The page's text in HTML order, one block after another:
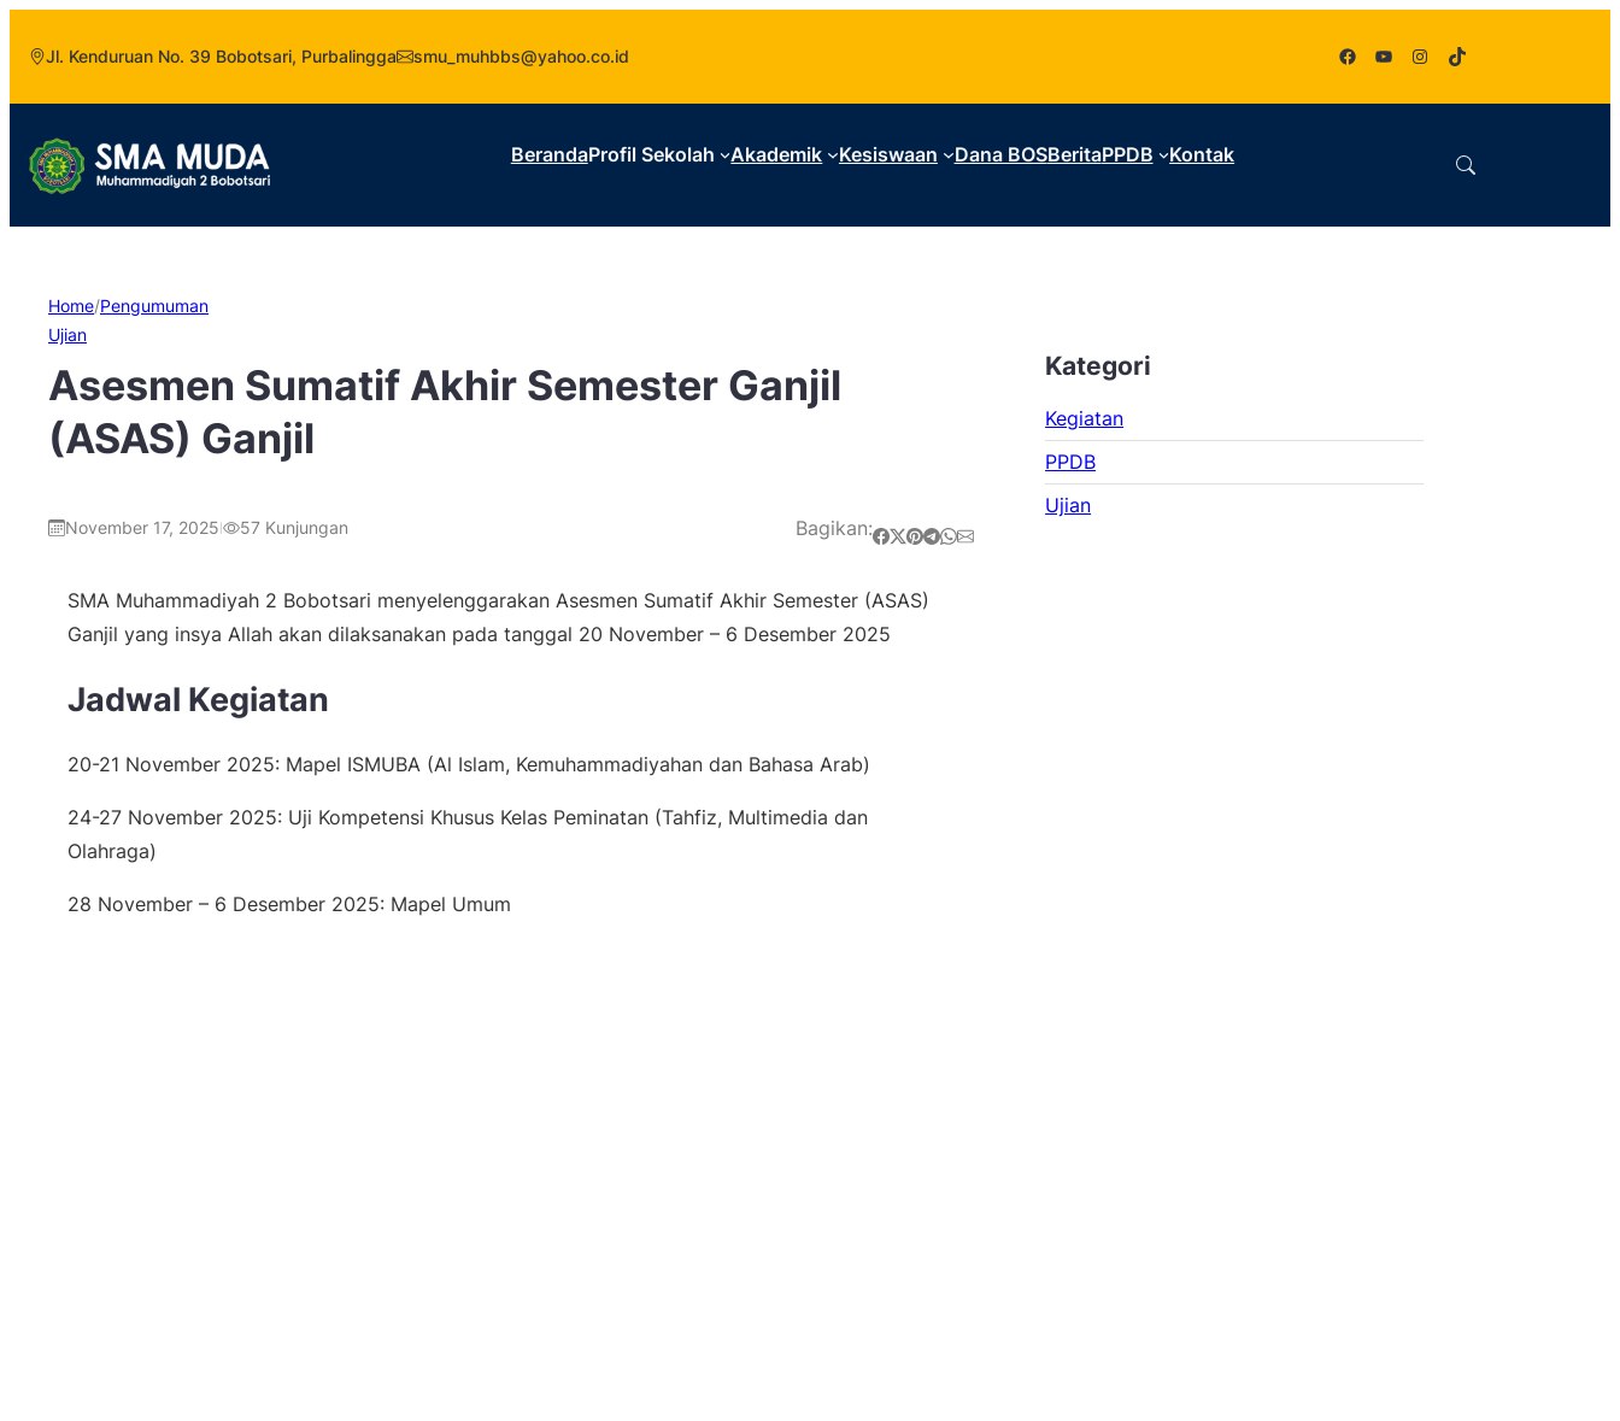
Jl. Kenduruan No. 39 Bobotsari, Purbalingga smu_muhbbs@yahoo.co.id Facebook YouTube Instagram TikTok
BerandaProfil Sekolah Akademik Kesiswaan Dana BOSBeritaPPDB Kontak
Home/Pengumuman
Ujian
Asesmen Sumatif Akhir Semester Ganjil
(ASAS) Ganjil
November 17, 2025 57 Kunjungan Bagikan: Share on Facebook Share on X Share on Pinterest Share on TelegramShare on WhatsApp Share on Email
SMA Muhammadiyah 2 Bobotsari menyelenggarakan Asesmen Sumatif Akhir Semester (ASAS)
Ganjil yang insya Allah akan dilaksanakan pada tanggal 20 November – 6 Desember 2025
Jadwal Kegiatan
20-21 November 2025: Mapel ISMUBA (Al Islam, Kemuhammadiyahan dan Bahasa Arab)
24-27 November 2025: Uji Kompetensi Khusus Kelas Peminatan (Tahfiz, Multimedia dan
Olahraga)
28 November – 6 Desember 2025: Mapel Umum
Kategori
Kegiatan
PPDB
Ujian